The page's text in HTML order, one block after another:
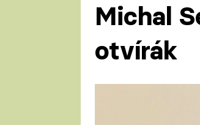
Michal
otvírák
Michal (23)
všeobecný obor.